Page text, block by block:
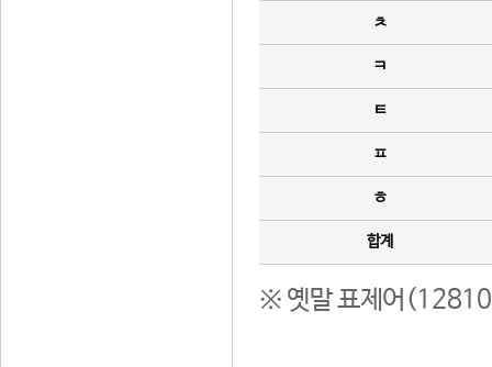
ㅊ
ㅋ
ㅌ
ㅍ
ㅎ
합계
※ 옛말 표제어(12810